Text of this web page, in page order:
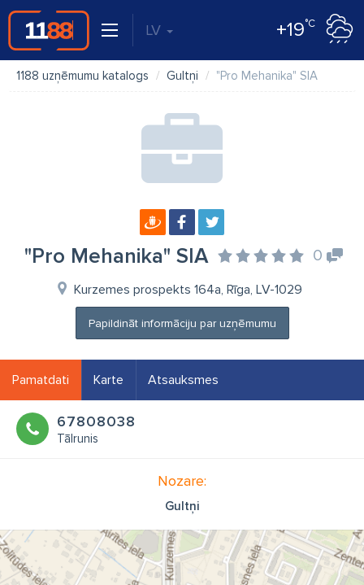
LV +19°C
1188 uzņēmumu katalogs Gultņi "Pro Mehanika" SIA
"Pro Mehanika" SIA 0
Kurzemes prospekts 164a, Rīga, LV-1029
Papildināt informāciju par uzņēmumu
Pamatdati Karte Atsauksmes
67808038
Tālrunis
Nozare:
Gultņi